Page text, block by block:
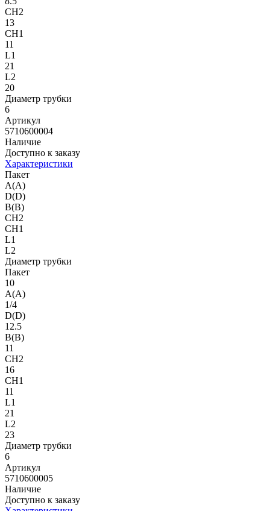
CH2
13
CH1
11
L1
21
L2
20
Диаметр трубки
6
Артикул
5710600004
Наличие
Доступно к заказу
Характеристики
Пакет
A(A)
D(D)
B(B)
CH2
CH1
L1
L2
Диаметр трубки
Пакет
10
A(A)
1/4
D(D)
12.5
B(B)
11
CH2
16
CH1
11
L1
21
L2
23
Диаметр трубки
6
Артикул
5710600005
Наличие
Доступно к заказу